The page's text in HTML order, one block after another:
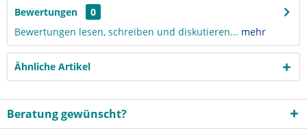
Bewertungen
0
Bewertungen lesen, schreiben und diskutieren... mehr
Ähnliche Artikel
Beratung gewünscht?